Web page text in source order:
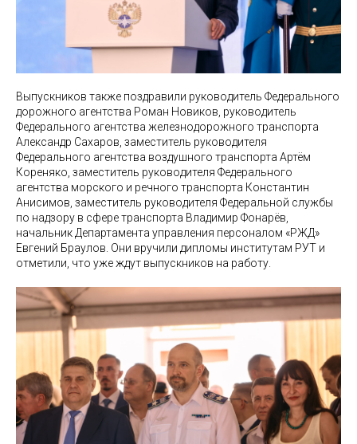
Выпускников также поздравили руководитель Федерального
дорожного агентства Роман Новиков, руководитель
Федерального агентства железнодорожного транспорта
Александр Сахаров, заместитель руководителя
Федерального агентства воздушного транспорта Артём
Кореняко, заместитель руководителя Федерального
агентства морского и речного транспорта Константин
Анисимов, заместитель руководителя Федеральной службы
по надзору в сфере транспорта Владимир Фонарёв,
начальник Департамента управления персоналом «РЖД»
Евгений Браулов. Они вручили дипломы институтам РУТ и
отметили, что уже ждут выпускников на работу.